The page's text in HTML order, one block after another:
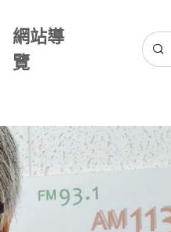
網站導
覽